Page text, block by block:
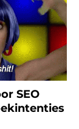
SEO